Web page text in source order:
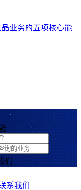
业务的五项核心能
们
系我们